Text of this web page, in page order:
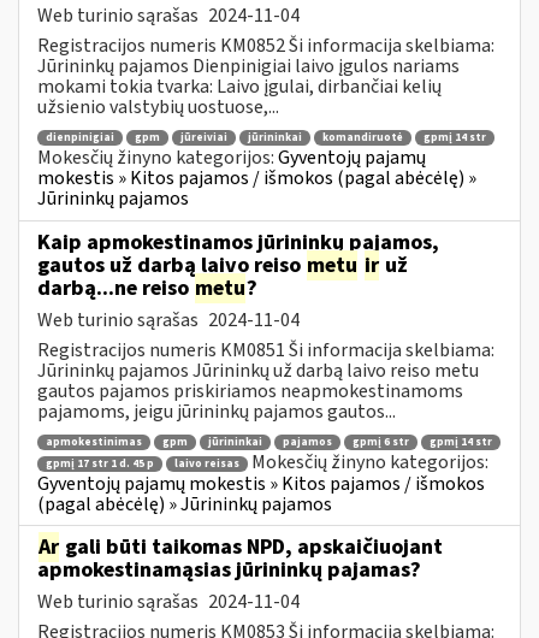
Web turinio sąrašas 2024-11-04
Registracijos numeris KM0852 Ši informacija skelbiama:
Jūrininkų pajamos Dienpinigiai laivo įgulos nariams
mokami tokia tvarka: Laivo įgulai, dirbančiai kelių
užsienio valstybių uostuose,...
dienpinigiai gpm jūreiviai jūrininkai komandiruotė gpmį 14 str
Mokesčių žinyno kategorijos:Gyventojų pajamų
mokestis » Kitos pajamos / išmokos (pagal abėcėlę) »
Jūrininkų pajamos
Kaip apmokestinamos jūrininkų pajamos,
gautos už darbą laivo reiso metu ir už
darbą...ne reiso metu?
Web turinio sąrašas 2024-11-04
Registracijos numeris KM0851 Ši informacija skelbiama:
Jūrininkų pajamos Jūrininkų už darbą laivo reiso metu
gautos pajamos priskiriamos neapmokestinamoms
pajamoms, jeigu jūrininkų pajamos gautos...
apmokestinimas gpm jūrininkai pajamos gpmį 6 str
gpmį 14 str
gpmį 17 str 1 d. 45 p
laivo reisas
Mokesčių žinyno kategorijos:
Gyventojų pajamų mokestis » Kitos pajamos / išmokos
(pagal abėcėlę) » Jūrininkų pajamos
Ar gali būti taikomas NPD, apskaičiuojant
apmokestinamąsias jūrininkų pajamas?
Web turinio sąrašas 2024-11-04
Registracijos numeris KM0853 Ši informacija skelbiama: